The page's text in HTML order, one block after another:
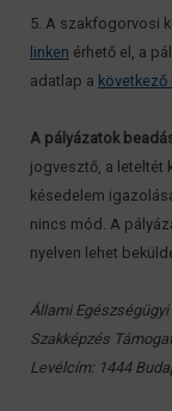
5. A szakfogorvosi
linken érhető el, a
adatlap a következő
A pályázatok
jogvesztő, a leteltét
késedelem
nincs mód. A
nyelven lehet
Állami
Szakképzés
Levélcím: 1444